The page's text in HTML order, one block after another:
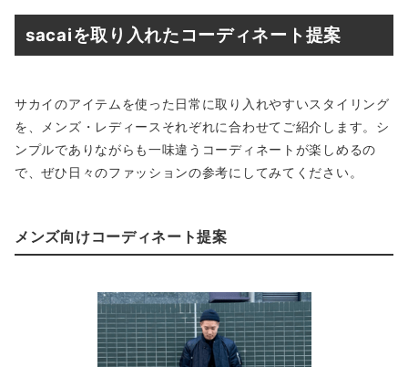
sacaiを取り入れたコーディネート提案
サカイのアイテムを使った日常に取り入れやすいスタイリング
を、メンズ・レディースそれぞれに合わせてご紹介します。シ
ンプルでありながらも一味違うコーディネートが楽しめるの
で、ぜひ日々のファッションの参考にしてみてください。
メンズ向けコーディネート提案